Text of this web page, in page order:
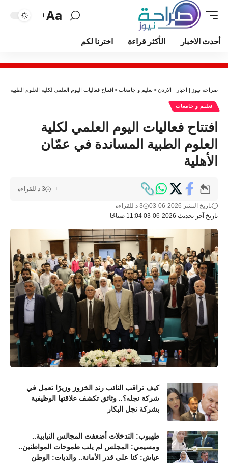
Aa
أحدث الاخبار الأكثر قراءة اخترنا لكم
صراحة نيوز | اخبار - الاردن>تعليم و جامعات> افتتاح فعاليات اليوم العلمي لكلية العلوم الطبية
تعليم و جامعات
افتتاح فعاليات اليوم العلمي لكلية
العلوم الطبية المساندة في عمّان
الأهلية
تاريخ آخر تحديث 2026-06-03 11:04 صباحًا
تاريخ النشر 2026-06-03 3 د للقراءة
3 د للقراءة
كيف تراقب النائب رند الخزوز وزيرًا تعمل في
شركة نجله؟.. وثائق تكشف علاقتها الوظيفية
بشركة نجل البكار
طهبوب: التدخلات أضعفت المجالس النيابية..
ومسيمي: المجلس لم يلب طموحات المواطنين..
عياش: كنا على قدر الأمانة.. والديات: الوطن